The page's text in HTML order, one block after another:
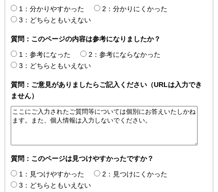
1：分かりやすかった
2：分かりにくかった
3：どちらともいえない
質問：このページの内容は参考になりましたか？
1：参考になった
2：参考にならなかった
3：どちらともいえない
質問：ご意見がありましたらご記入ください（URLは入力でき
ません）
質問：このページは見つけやすかったですか？
1：見つけやすかった
2：見つけにくかった
3：どちらともいえない